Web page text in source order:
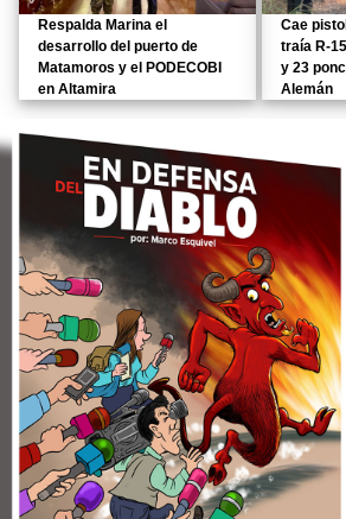
Respalda Marina el
desarrollo del puerto de
Matamoros y el PODECOBI
en Altamira
Cae
traía R-
y 23
Alemán